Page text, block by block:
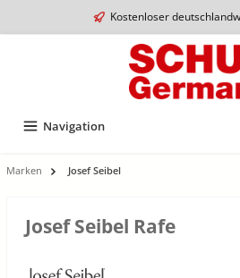
Kostenloser
Navigation
Marken Josef Seibel
Josef Seibel Rafe